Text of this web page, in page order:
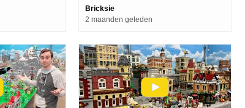
Bricksie
2 maanden geleden